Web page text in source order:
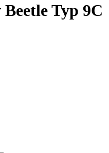
Typ 9C